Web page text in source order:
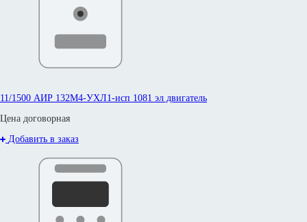
11/1500 АИР 132M4-УХЛ1-исп 1081 эл двигатель
Цена договорная
Добавить в заказ